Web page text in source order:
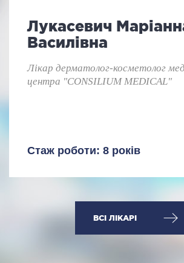
Лукасевич
Василівна
Лікар дерматолог-косметолог
центра "CONSILIUM MEDICAL"
Стаж роботи: 8 років
ВСІ ЛІКАРІ